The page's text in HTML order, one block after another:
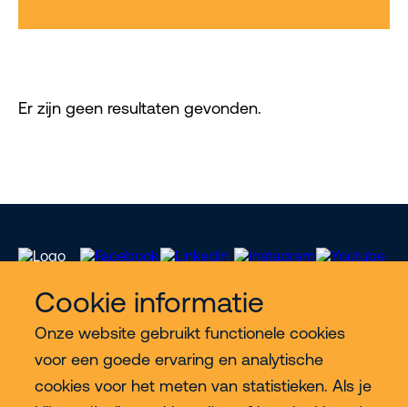
Cookie informatie
Onze website gebruikt functionele cookies
voor een goede ervaring en analytische
cookies voor het meten van statistieken. Als je
Er zijn geen resultaten gevonden.